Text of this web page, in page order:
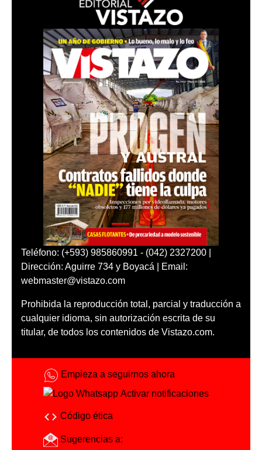
Teléfono: (+593) 985860991 - (042) 2327200 |
Dirección: Aguirre 734 y Boyacá | Email:
webmaster@vistazo.com
Prohibida la reproducción total, parcial y traducción a
cualquier idioma, sin autorización escrita de su
titular, de todos los contenidos de Vistazo.com.
Empieza a seguirnos ahora
Activar notificaciones
Código ética
Sugerencias a: